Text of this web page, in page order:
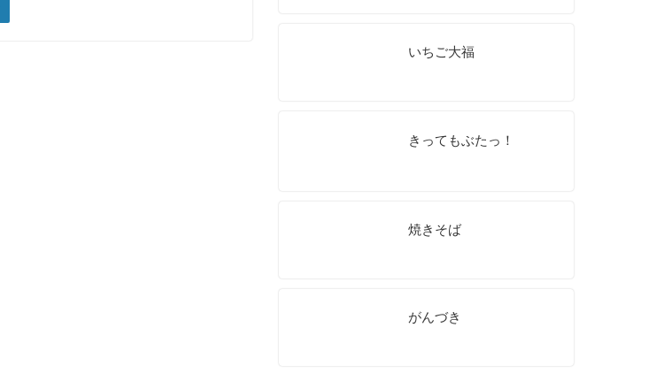
いちご大福
きってもぶたっ！
焼きそば
がんづき